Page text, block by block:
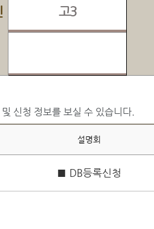
고3
신청 정보를 보실 수 있습니다.
설명회
■ DB등록신청